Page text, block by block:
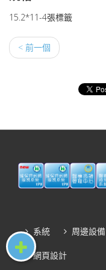
15.2*11-4張標籤
< 前一個
系統 周邊設備
網頁設計